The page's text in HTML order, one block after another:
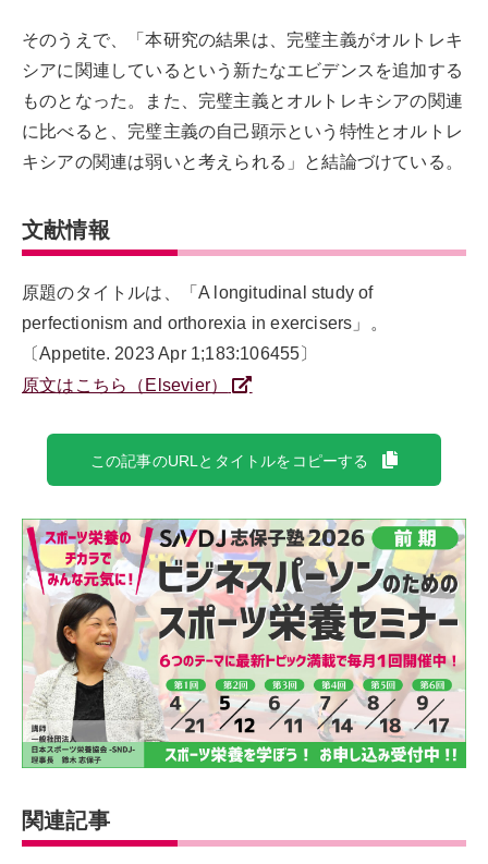
そのうえで、「本研究の結果は、完璧主義がオルトレキ
シアに関連しているという新たなエビデンスを追加する
ものとなった。また、完璧主義とオルトレキシアの関連
に比べると、完璧主義の自己顕示という特性とオルトレ
キシアの関連は弱いと考えられる」と結論づけている。
文献情報
原題のタイトルは、「A longitudinal study of
perfectionism and orthorexia in exercisers」。
〔Appetite. 2023 Apr 1;183:106455〕
原文はこちら（Elsevier）
この記事のURLとタイトルをコピーする
関連記事